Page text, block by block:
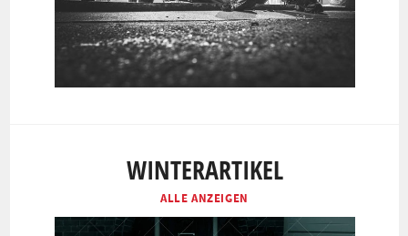
WINTERARTIKEL
ALLE ANZEIGEN